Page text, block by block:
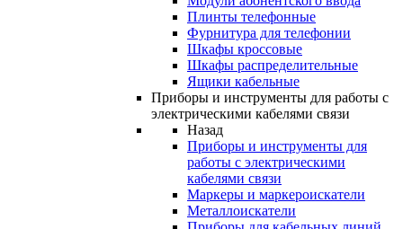
Плинты телефонные
Фурнитура для телефонии
Шкафы кроссовые
Шкафы распределительные
Ящики кабельные
Приборы и инструменты для работы с
электрическими кабелями связи
Назад
Приборы и инструменты для
работы с электрическими
кабелями связи
Маркеры и маркероискатели
Металлоискатели